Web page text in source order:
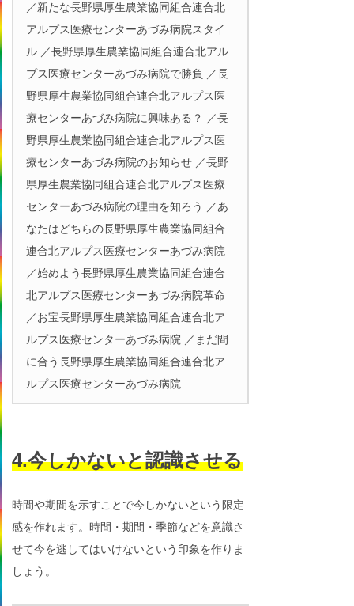
／新たな長野県厚生農業協同組合連合北
アルプス医療センターあづみ病院スタイ
ル ／長野県厚生農業協同組合連合北アル
プス医療センターあづみ病院で勝負 ／長
野県厚生農業協同組合連合北アルプス医
療センターあづみ病院に興味ある？ ／長
野県厚生農業協同組合連合北アルプス医
療センターあづみ病院のお知らせ ／長野
県厚生農業協同組合連合北アルプス医療
センターあづみ病院の理由を知ろう ／あ
なたはどちらの長野県厚生農業協同組合
連合北アルプス医療センターあづみ病院
／始めよう長野県厚生農業協同組合連合
北アルプス医療センターあづみ病院革命
／お宝長野県厚生農業協同組合連合北ア
ルプス医療センターあづみ病院 ／まだ間
に合う長野県厚生農業協同組合連合北ア
ルプス医療センターあづみ病院
4.今しかないと認識させる
時間や期間を示すことで今しかないという限定
感を作れます。時間・期間・季節などを意識さ
せて今を逃してはいけないという印象を作りま
しょう。